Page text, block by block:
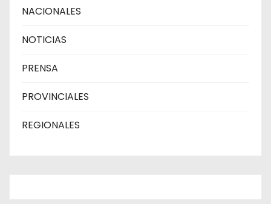
NACIONALES
NOTICIAS
PRENSA
PROVINCIALES
REGIONALES